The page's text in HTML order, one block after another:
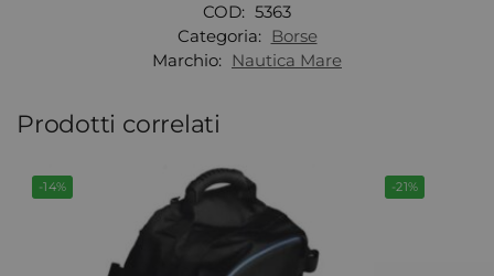
COD: 5363
Categoria: Borse
Marchio: Nautica Mare
Prodotti correlati
-14% -21%